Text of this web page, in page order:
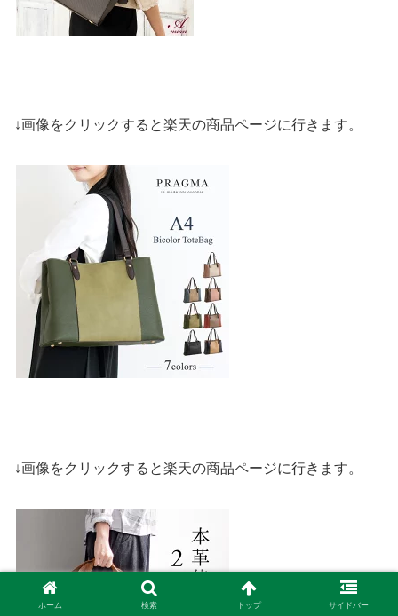
↓画像をクリックすると楽天の商品ページに行きます。
↓画像をクリックすると楽天の商品ページに行きます。
ホーム 検索 トップ サイドバー